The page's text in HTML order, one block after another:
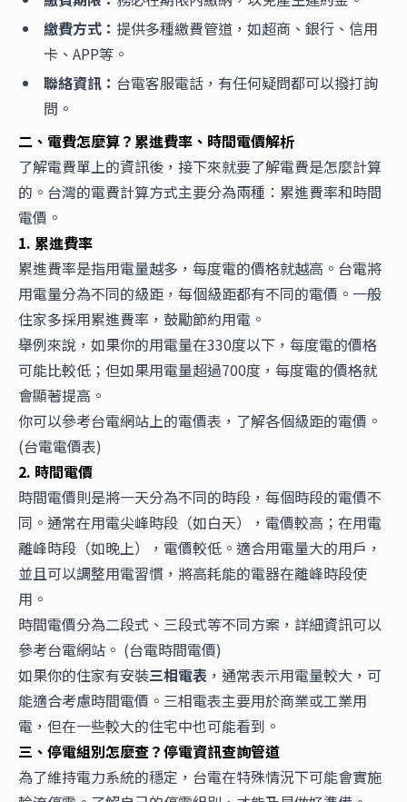
繳費方式： 提供多種繳費管道，如超商、銀行、信用
卡、APP等。
聯絡資訊： 台電客服電話，有任何疑問都可以撥打詢
問。
二、電費怎麼算？累進費率、時間電價解析
了解電費單上的資訊後，接下來就要了解電費是怎麼計算
的。台灣的電費計算方式主要分為兩種：累進費率和時間
電價。
1. 累進費率
累進費率是指用電量越多，每度電的價格就越高。台電將
用電量分為不同的級距，每個級距都有不同的電價。一般
住家多採用累進費率，鼓勵節約用電。
舉例來說，如果你的用電量在330度以下，每度電的價格
可能比較低；但如果用電量超過700度，每度電的價格就
會顯著提高。
你可以參考台電網站上的電價表，了解各個級距的電價。
(台電電價表)
2. 時間電價
時間電價則是將一天分為不同的時段，每個時段的電價不
同。通常在用電尖峰時段（如白天），電價較高；在用電
離峰時段（如晚上），電價較低。適合用電量大的用戶，
並且可以調整用電習慣，將高耗能的電器在離峰時段使
用。
時間電價分為二段式、三段式等不同方案，詳細資訊可以
參考台電網站。 (台電時間電價)
如果你的住家有安裝三相電表 ，通常表示用電量較大，可
能適合考慮時間電價。三相電表主要用於商業或工業用
電，但在一些較大的住宅中也可能看到。
三、停電組別怎麼查？停電資訊查詢管道
為了維持電力系統的穩定，台電在特殊情況下可能會實施